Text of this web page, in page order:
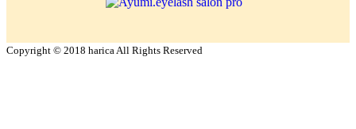
Copyright © 2018 harica All Rights Reserved